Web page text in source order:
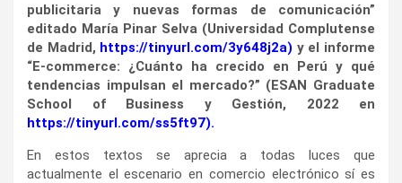
publicitaria y nuevas formas de comunicación”
editado María Pinar Selva (Universidad Complutense
de Madrid, https://tinyurl.com/3y648j2a) y el informe
“E-commerce: ¿Cuánto ha crecido en Perú y qué
tendencias impulsan el mercado?” (ESAN Graduate
School of Business y Gestión, 2022 en
https://tinyurl.com/ss5ft97).
En estos textos se aprecia a todas luces que
actualmente el escenario en comercio electrónico sí es